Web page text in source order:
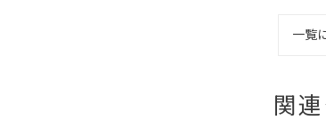
一覧
関